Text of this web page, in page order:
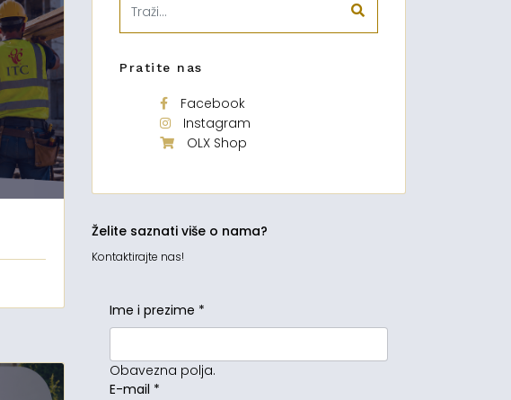
Pratite nas
Facebook
Instagram
OLX Shop
Želite saznati više o nama?
Kontaktirajte nas!
Ime i prezime *
Obavezna polja.
E-mail *